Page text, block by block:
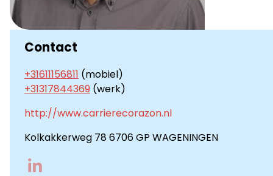
Contact
+31611156811 (mobiel)
+31317844369 (werk)
http://www.carrierecorazon.nl
Kolkakkerweg 78 6706 GP WAGENINGEN